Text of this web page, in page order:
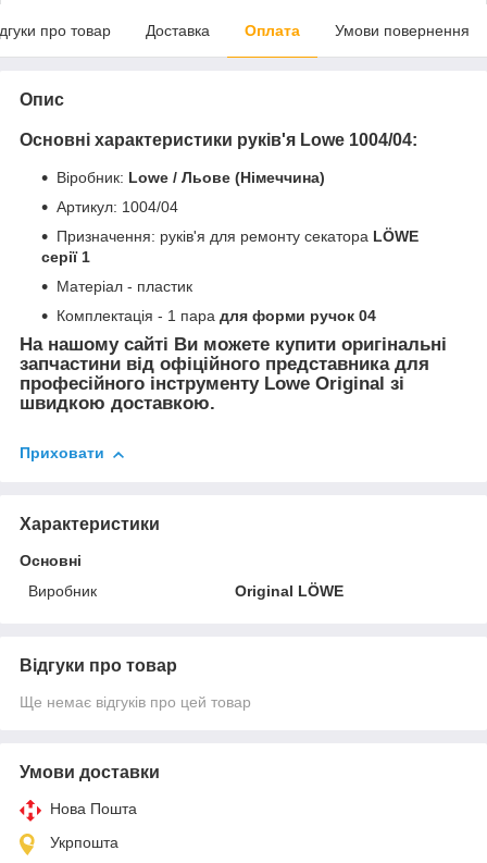
про товар Доставка Оплата Умови повернення
Опис
Основні характеристики руків'я Lowe 1004/04:
Віробник: Lowe / Льове (Німеччина)
Артикул: 1004/04
Призначення: руків'я для ремонту секатора LÖWE
серії 1
Матеріал - пластик
Комплектація - 1 пара для форми ручок 04
На нашому сайті Ви можете купити оригінальні
запчастини від офіційного представника для
професійного інструменту Lowe Original зі
швидкою доставкою.
Приховати
Характеристики
Основні
Виробник
Original LÖWE
Відгуки про товар
Ще немає відгуків про цей товар
Умови доставки
Нова Пошта
Укрпошта